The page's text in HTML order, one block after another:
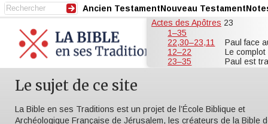
Ancien TestamentNouveau Testament
Actes des Apôtres 23
1–35
22,30–23,11
Paul face
12–22
Le
23–35
Paul est
Le sujet de ce site
La Bible en ses Traditions est un projet de l’École Biblique et
Archéologique Française de Jérusalem, les créateurs de la Bible